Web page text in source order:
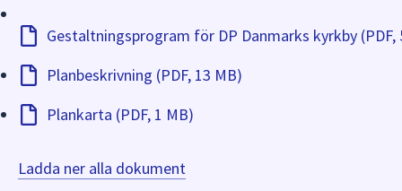
Gestaltningsprogram för DP Danmarks kyrkby (PDF,
Planbeskrivning (PDF, 13 MB)
Plankarta (PDF, 1 MB)
Ladda ner alla dokument